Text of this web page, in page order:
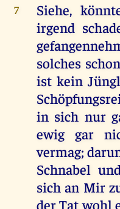
7
Siehe,
irgend
solches
ist kein
in sich nur
ewig gar
vermag;
Schnabel
sich an Mir
der Tat wohl